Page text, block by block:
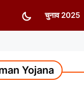
चुनाव 2025
Yojana